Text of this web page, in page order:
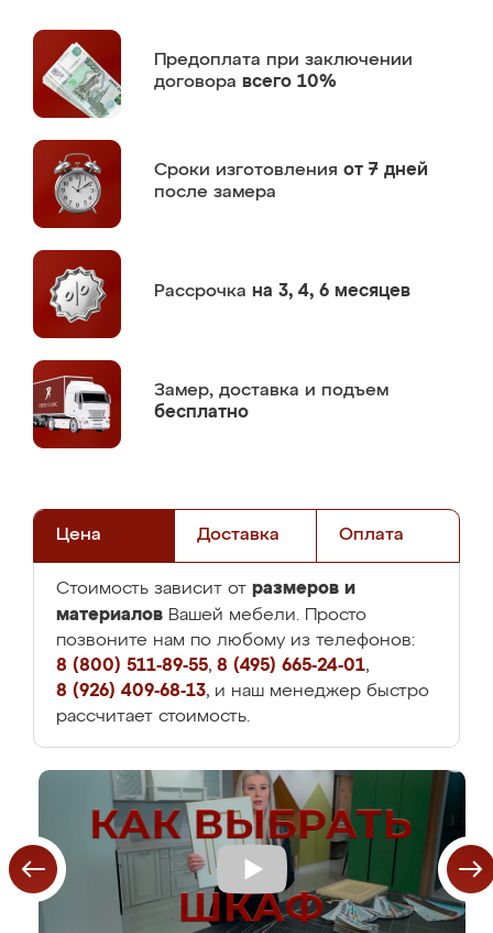
Предоплата при заключении
договора всего 10%
Сроки изготовления от 7 дней
после замера
Рассрочка на 3, 4, 6 месяцев
Замер, доставка и подъем
бесплатно
Цена Доставка Оплата
Стоимость зависит от размеров и
материалов Вашей мебели. Просто
позвоните нам по любому из телефонов:
8 (800) 511-89-55, 8 (495) 665-24-01,
8 (926) 409-68-13, и наш менеджер быстро
рассчитает стоимость.